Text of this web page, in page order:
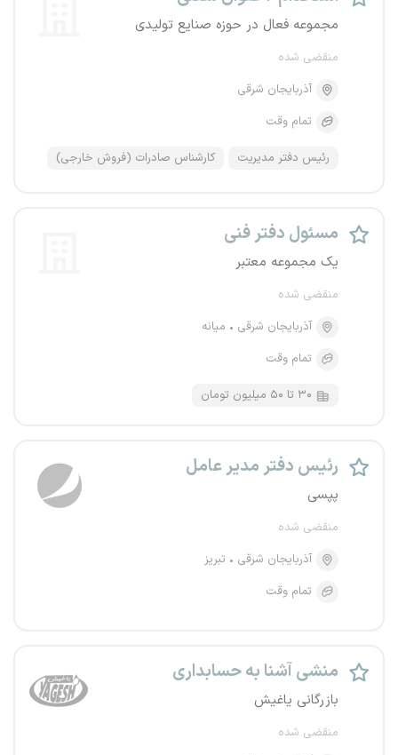
مجموعه فعال در حوزه صنایع تولیدی
منقضی شده
آذربایجان شرقی
تمام وقت
رئیس دفتر مدیریت کارشناس صادرات (فروش خارجی)
مسئول دفتر فنی
یک مجموعه معتبر
منقضی شده
آذربایجان شرقی
میانه
تمام وقت
۳۰ تا ۵۰ میلیون تومان
رئیس دفتر مدیر عامل
پپسی
منقضی شده
آذربایجان شرقی
تبریز
تمام وقت
منشی آشنا به حسابداری
بازرگانی یاغیش
منقضی شده